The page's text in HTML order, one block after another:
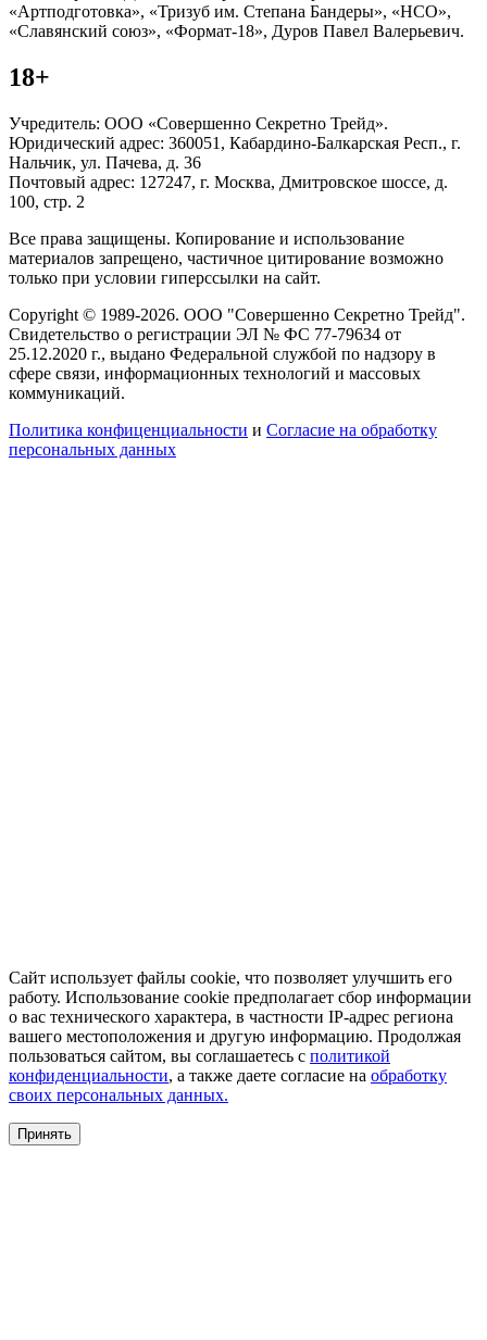
«Артподготовка», «Тризуб им. Степана Бандеры», «НСО»,
«Славянский союз», «Формат-18», Дуров Павел Валерьевич.
18+
Учредитель: ООО «Совершенно Секретно Трейд».
Юридический адрес: 360051, Кабардино-Балкарская Респ., г.
Нальчик, ул. Пачева, д. 36
Почтовый адрес: 127247, г. Москва, Дмитровское шоссе, д.
100, стр. 2
Все права защищены. Копирование и использование
материалов запрещено, частичное цитирование возможно
только при условии гиперссылки на сайт.
Copyright © 1989-2026. ООО "Совершенно Секретно Трейд".
Свидетельство о регистрации ЭЛ № ФС 77-79634 от
25.12.2020 г., выдано Федеральной службой по надзору в
сфере связи, информационных технологий и массовых
коммуникаций.
Политика конфиценциальности и Согласие на обработку
персональных данных
Сайт использует файлы cookie, что позволяет улучшить его
работу. Использование cookie предполагает сбор информации
о вас технического характера, в частности IP-адрес региона
вашего местоположения и другую информацию. Продолжая
пользоваться сайтом, вы соглашаетесь с политикой
конфиденциальности, а также даете согласие на обработку
своих персональных данных.
Принять